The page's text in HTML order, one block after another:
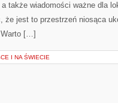
także wiadomości ważne dla
że jest to przestrzeń niosąca
Warto […]
I NA ŚWIECIE